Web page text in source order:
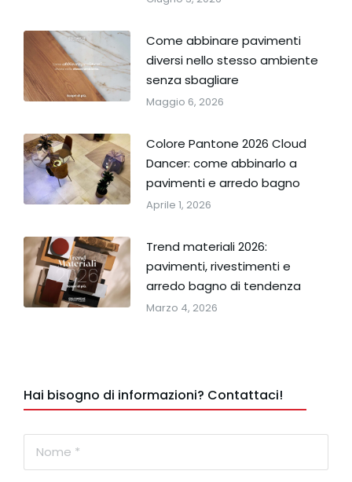
Come abbinare pavimenti
diversi nello stesso ambiente
senza sbagliare
Maggio 6, 2026
Colore Pantone 2026 Cloud
Dancer: come abbinarlo a
pavimenti e arredo bagno
Aprile 1, 2026
Trend materiali 2026:
pavimenti, rivestimenti e
arredo bagno di tendenza
Marzo 4, 2026
Hai bisogno di informazioni? Contattaci!